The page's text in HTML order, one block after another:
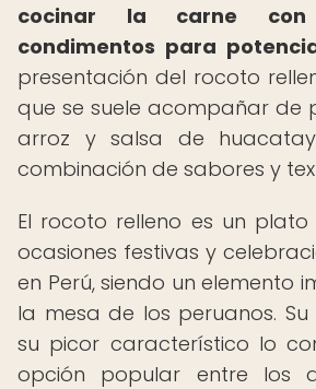
cocinar la carne
condimentos para
presentación del rocoto
que se suele acompañar de
arroz y salsa de
combinación de sabores y
El rocoto relleno es un plato
ocasiones festivas y
en Perú, siendo un elemento
la mesa de los peruanos.
su picor característico lo
opción popular entre los